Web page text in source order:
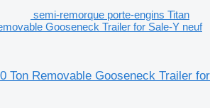
semi-remorque porte-engins Titan
Gooseneck Trailer for Sale-Y neuf
Ton Removable Gooseneck Trailer for